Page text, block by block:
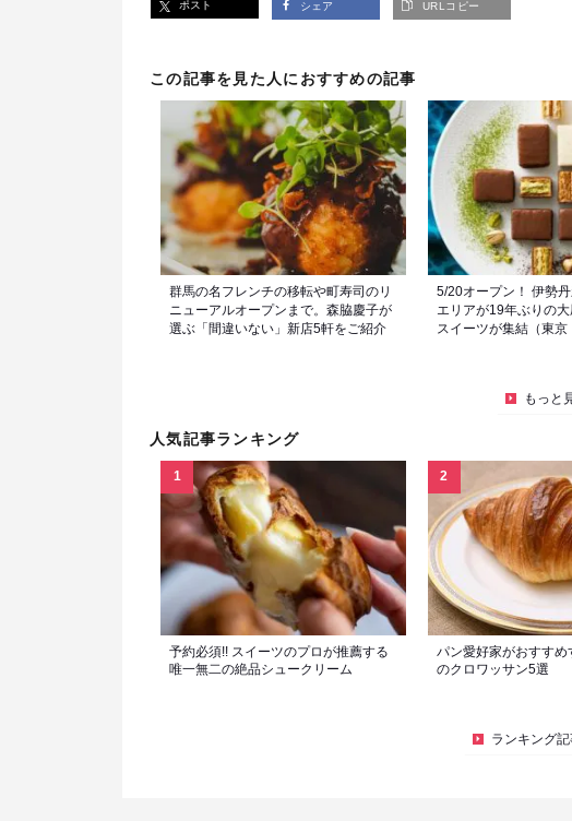
ポスト シェア URLコピー
この記事を見た人におすすめの記事
群馬の名フレンチの移転や町寿司のリ
ニューアルオープンまで。森脇慶子が
選ぶ「間違いない」新店5軒をご紹介
5/20オープン！ 伊勢
エリアが19年ぶりの
スイーツが集結（東京
もっと
人気記事ランキング
予約必須!! スイーツのプロが推薦する
唯一無二の絶品シュークリーム
パン愛好家がおすすめ
のクロワッサン5選
ランキング